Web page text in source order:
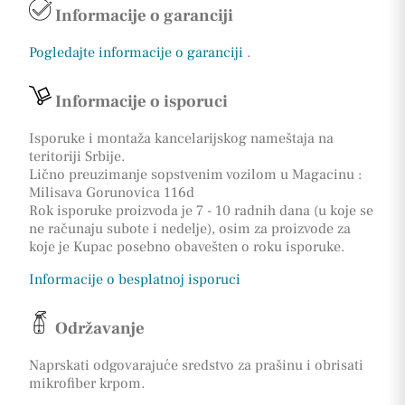
Informacije o garanciji
Pogledajte informacije o garanciji .
Informacije o isporuci
Isporuke i montaža kancelarijskog nameštaja na
teritoriji Srbije.
Lično preuzimanje sopstvenim vozilom u Magacinu :
Milisava Gorunovica 116d
Rok isporuke proizvoda je 7 - 10 radnih dana (u koje se
ne računaju subote i nedelje), osim za proizvode za
koje je Kupac posebno obavešten o roku isporuke.
Informacije o besplatnoj isporuci
Održavanje
Naprskati odgovarajuće sredstvo za prašinu i obrisati
mikrofiber krpom.